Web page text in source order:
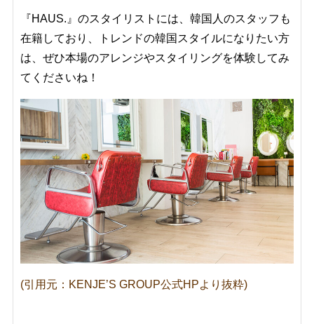
『HAUS.』のスタイリストには、韓国人のスタッフも
在籍しており、トレンドの韓国スタイルになりたい方
は、ぜひ本場のアレンジやスタイリングを体験してみ
てくださいね！
(引用元：KENJE’S GROUP公式HPより抜粋)